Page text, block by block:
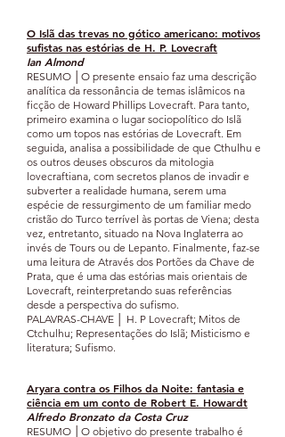
O Islã das trevas no gótico americano: motivos
sufistas nas estórias de H. P. Lovecraft
Ian Almond
RESUMO │O presente ensaio faz uma descrição
analítica da ressonância de temas islâmicos na
ficção de Howard Phillips Lovecraft. Para tanto,
primeiro examina o lugar sociopolítico do Islã
como um topos nas estórias de Lovecraft. Em
seguida, analisa a possibilidade de que Cthulhu e
os outros deuses obscuros da mitologia
lovecraftiana, com secretos planos de invadir e
subverter a realidade humana, serem uma
espécie de ressurgimento de um familiar medo
cristão do Turco terrível às portas de Viena; desta
vez, entretanto, situado na Nova Inglaterra ao
invés de Tours ou de Lepanto. Finalmente, faz-se
uma leitura de Através dos Portões da Chave de
Prata, que é uma das estórias mais orientais de
Lovecraft, reinterpretando suas referências
desde a perspectiva do sufismo.
PALAVRAS-CHAVE │ H. P Lovecraft; Mitos de
Ctchulhu; Representações do Islã; Misticismo e
literatura; Sufismo.
Aryara contra os Filhos da Noite: fantasia e
ciência em um conto de Robert E. Howardt
Alfredo Bronzato da Costa Cruz
RESUMO │O objetivo do presente trabalho é